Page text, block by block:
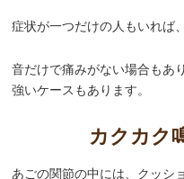
症状が一つだけの人もいれば
音だけで痛みがない場合もあ
強いケースもあります。
カクカク
あごの関節の中には、クッシ